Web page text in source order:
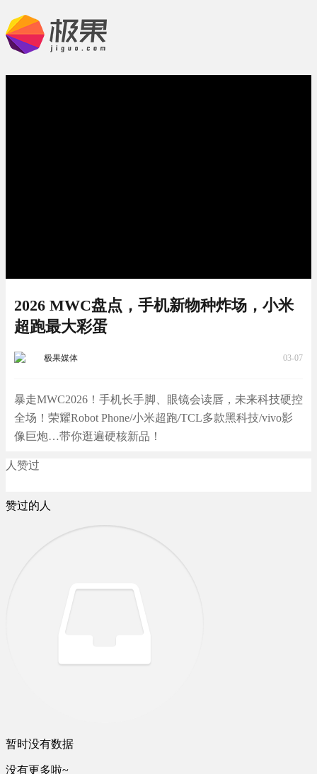
2026 MWC盘点，手机新物种炸场，小米
超跑最大彩蛋
极果媒体 03-07
暴走MWC2026！手机长手脚、眼镜会读唇，未来科技硬控
全场！荣耀Robot Phone/小米超跑/TCL多款黑科技/vivo影
像巨炮…带你逛遍硬核新品！
人赞过
赞过的人
暂时没有数据
没有更多啦~